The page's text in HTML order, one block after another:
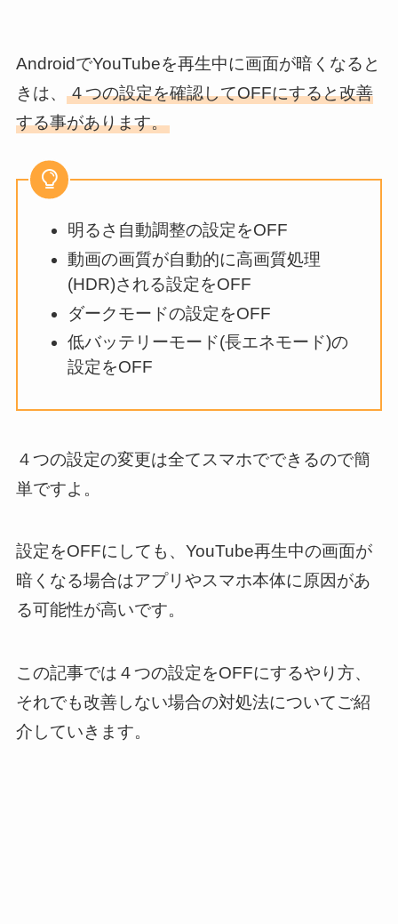
AndroidでYouTubeを再生中に画面が暗くなると
きは、 ４つの設定を確認してOFFにすると改善
する事があります。
明るさ自動調整の設定をOFF
動画の画質が自動的に高画質処理
(HDR)される設定をOFF
ダークモードの設定をOFF
低バッテリーモード(長エネモード)の
設定をOFF
４つの設定の変更は全てスマホでできるので簡
単ですよ。
設定をOFFにしても、YouTube再生中の画面が
暗くなる場合はアプリやスマホ本体に原因があ
る可能性が高いです。
この記事では４つの設定をOFFにするやり方、
それでも改善しない場合の対処法についてご紹
介していきます。